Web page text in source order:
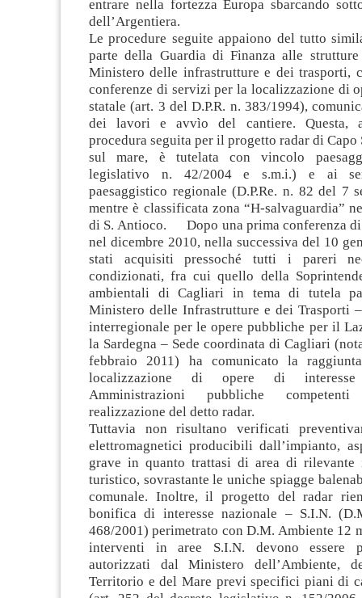
entrare nella fortezza Europa sbarcando
dell’Argentiera.
Le procedure seguite appaiono del tutto
parte della Guardia di Finanza alle
Ministero delle infrastrutture e dei trasporti,
conferenze di servizi per la localizzazione di
statale (art. 3 del D.P.R. n. 383/1994),
dei lavori e avvìo del cantiere. Questa,
procedura seguita per il progetto radar di Capo
sul mare, è tutelata con vincolo
legislativo n. 42/2004 e s.m.i.) e ai
paesaggistico regionale (D.P.Re. n. 82 del 7
mentre è classificata zona “H-salvaguardia”
di S. Antioco. Dopo una prima conferenza
nel dicembre 2010, nella successiva del 10
stati acquisiti pressoché tutti i pareri
condizionati, fra cui quello della
ambientali di Cagliari in tema di tutela
Ministero delle Infrastrutture e dei Trasporti
interregionale per le opere pubbliche per il
la Sardegna – Sede coordinata di Cagliari
febbraio 2011) ha comunicato la
localizzazione di opere di
Amministrazioni pubbliche
realizzazione del detto radar.
Tuttavia non risultano verificati
elettromagnetici producibili dall’impianto,
grave in quanto trattasi di area di rilevante
turistico, sovrastante le uniche spiagge
comunale. Inoltre, il progetto del radar
bonifica di interesse nazionale – S.I.N.
468/2001) perimetrato con D.M. Ambiente 12
interventi in aree S.I.N. devono essere
autorizzati dal Ministero dell’Ambiente,
Territorio e del Mare previ specifici piani di